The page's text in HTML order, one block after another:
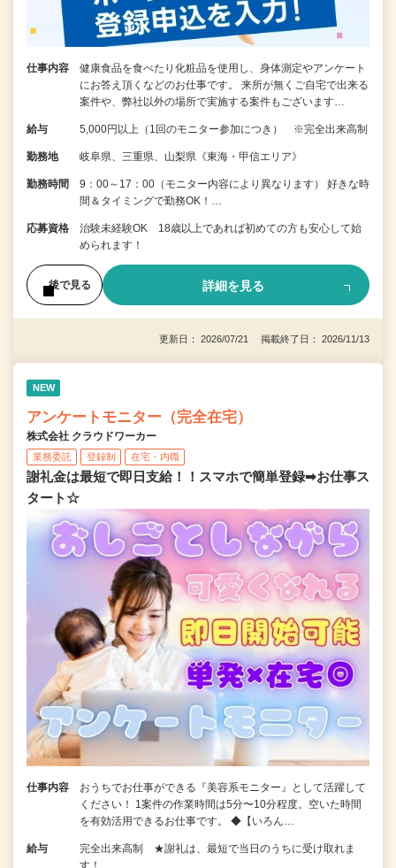
仕事内容
健康食品を食べたり化粧品を使用し、身体測定やアンケート
にお答え頂くなどのお仕事です。 来所が無くご自宅で出来る
案件や、弊社以外の場所で実施する案件もございます…
給与 5,000円以上（1回のモニター参加につき） ※完全出来高制
勤務地 岐阜県、三重県、山梨県《東海・甲信エリア》
勤務時間
9：00～17：00（モニター内容により異なります） 好きな時
間＆タイミングで勤務OK！…
応募資格
治験未経験OK 18歳以上であれば初めての方も安心して始
められます！
後で見る 詳細を見る
更新日： 2026/07/21 掲載終了日： 2026/11/13
NEW
アンケートモニター（完全在宅）
株式会社 クラウドワーカー
業務委託 登録制 在宅・内職
謝礼金は最短で即日支給！！スマホで簡単登録➡お仕事ス
タート☆
仕事内容
おうちでお仕事ができる『美容系モニター』として活躍して
ください！ 1案件の作業時間は5分〜10分程度。空いた時間
を有効活用できるお仕事です。 ◆【いろん…
給与
完全出来高制 ★謝礼は、最短で当日のうちに受け取れま